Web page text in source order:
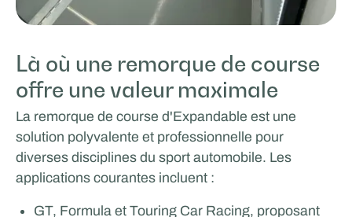
Là où une remorque de course
offre une valeur maximale
La remorque de course d'Expandable est une
solution polyvalente et professionnelle pour
diverses disciplines du sport automobile. Les
applications courantes incluent :
GT, Formula et Touring Car Racing, proposant